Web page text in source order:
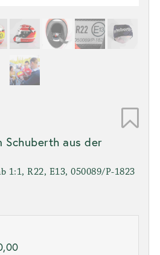
Schuberth aus der
1:1, R22, E13, 050089/P-1823